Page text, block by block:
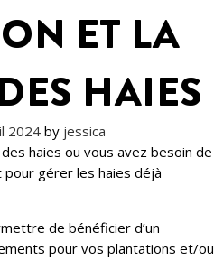
ET LA
HAIES
2024 by jessica
haies ou vous avez besoin de
pour gérer les haies déjà
de bénéficier d’un
pour vos plantations et/ou